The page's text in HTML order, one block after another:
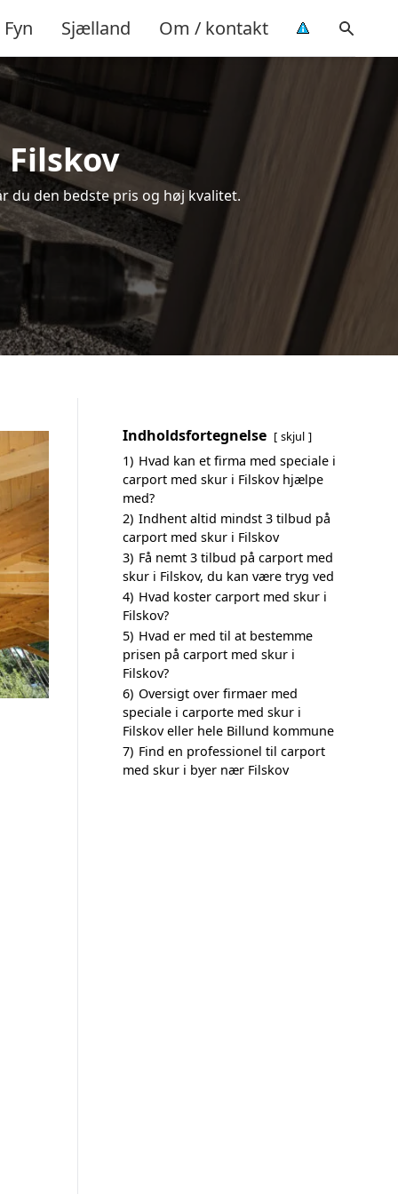
Fyn Sjælland Om / kontakt
du den bedste pris og høj kvalitet.
Indholdsfortegnelse skjul
1) Hvad kan et firma med speciale i
carport med skur i Filskov hjælpe
med?
2) Indhent altid mindst 3 tilbud på
carport med skur i Filskov
3) Få nemt 3 tilbud på carport med
skur i Filskov, du kan være tryg ved
4) Hvad koster carport med skur i
Filskov?
5) Hvad er med til at bestemme
prisen på carport med skur i
Filskov?
6) Oversigt over firmaer med
speciale i carporte med skur i
Filskov eller hele Billund kommune
7) Find en professionel til carport
med skur i byer nær Filskov